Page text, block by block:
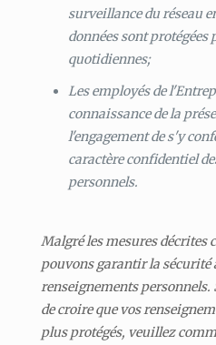
surveillance du réseau
données sont protégées
quotidiennes;
Les employés de
connaissance de la
l'engagement de s'y
caractère confidentiel
personnels.
Malgré les mesures décrites
pouvons garantir la sécurité
renseignements personnels.
de croire que vos
plus protégés, veuillez